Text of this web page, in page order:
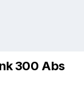
300 Abs